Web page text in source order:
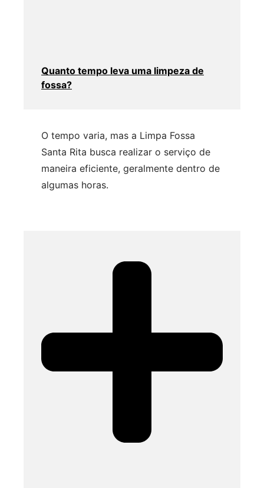
Quanto tempo leva uma limpeza de
fossa?
O tempo varia, mas a Limpa Fossa
Santa Rita busca realizar o serviço de
maneira eficiente, geralmente dentro de
algumas horas.